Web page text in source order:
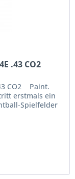
.43 CO2
CO2 Paint.
erstmals ein
Spielfelder